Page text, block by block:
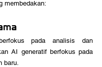
membedakan:
pada analisis dan
AI generatif berfokus pada
baru.